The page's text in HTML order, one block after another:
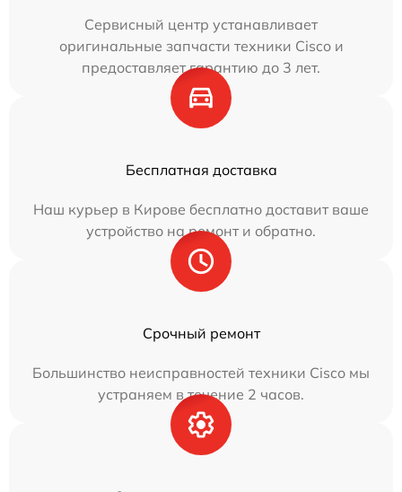
Сервисный центр устанавливает
оригинальные запчасти техники Cisco и
предоставляет гарантию до 3 лет.
Бесплатная доставка
Наш курьер в Кирове бесплатно доставит ваше
устройство на ремонт и обратно.
Срочный ремонт
Большинство неисправностей техники Cisco мы
устраняем в течение 2 часов.